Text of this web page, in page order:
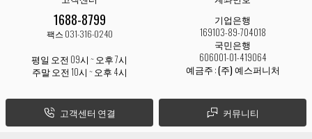
1688-8799
팩스 031-316-0240
평일 오전 09시 ~ 오후 7시
주말 오전 10시 ~ 오후 4시
고객센터 연결
기업은행
169103-89-704018
국민은행
606001-01-419064
예금주 :(주) 예스퍼니처
커뮤니티